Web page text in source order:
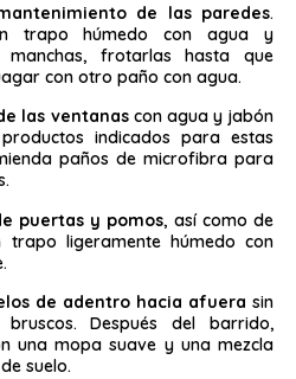
de las paredes.
trapo húmedo con agua y
manchas, frotarlas hasta que
con otro paño con agua.
las ventanascon agua y jabón
indicados para estas
paños de microfibra para
puertas y pomos, así como de
trapo ligeramente húmedo con
de adentro hacia afuera sin
bruscos. Después del barrido,
una mopa suave y una mezcla
suelo.